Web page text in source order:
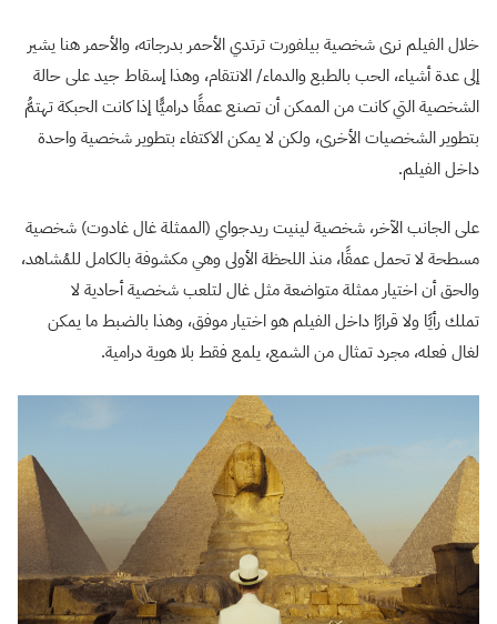
خلال الفيلم نرى شخصية بيلفورت ترتدي الأحمر بدرجاته، والأحمر هنا يشير
إلى عدة أشياء، الحب بالطبع والدماء/ الانتقام، وهذا إسقاط جيد على حالة
الشخصية التي كانت من الممكن أن تصنع عمقًا دراميًّا إذا كانت الحبكة تهتمُّ
بتطوير الشخصيات الأخرى، ولكن لا يمكن الاكتفاء بتطوير شخصية واحدة
داخل الفيلم.
على الجانب الآخر، شخصية لينيت ريدجواي (الممثلة غال غادوت) شخصية
مسطحة لا تحمل عمقًا، منذ اللحظة الأولى وهي مكشوفة بالكامل للمُشاهد،
والحق أن اختيار ممثلة متواضعة مثل غال لتلعب شخصية أحادية لا
تملك رأيًا ولا قرارًا داخل الفيلم هو اختيار موفق، وهذا بالضبط ما يمكن
لغال فعله، مجرد تمثال من الشمع، يلمع فقط بلا هوية درامية.